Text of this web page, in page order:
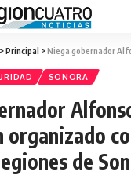
>Principal >Niega gobernador Alfonso Durazo que
SONORA
organizado
de